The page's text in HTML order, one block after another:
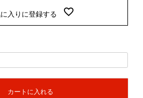
入りに登録する
カートに入れる